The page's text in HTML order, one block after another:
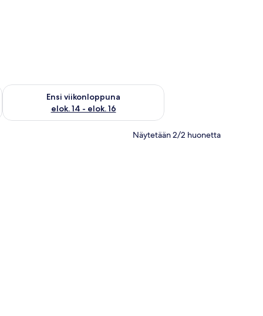
7 - elok. 9
Ensi viikonloppuna
elok. 14 - elok. 16
Tarkista ensi viikonlopun saatavuus elok. 14 - elok. 16
Näytetään 2/2 huonetta
pöytineen ja tuoleineen sekä liukuovi, joka johtaa ulkotilaan.